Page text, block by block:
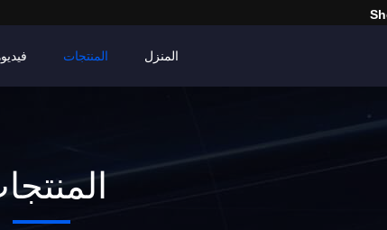
المنزل المنتجات